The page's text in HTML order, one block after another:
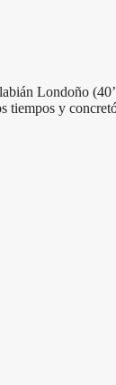
Londoño
y